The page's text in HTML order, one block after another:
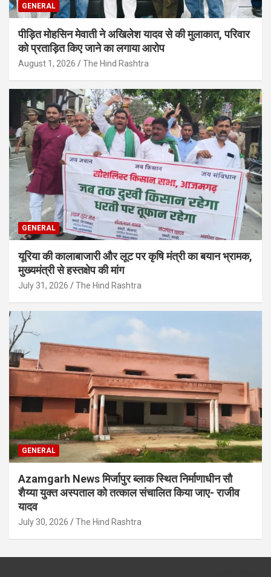
GENERAL
पीड़ित मोहसिन मेवाती ने अखिलेश यादव से की मुलाकात, परिवार
को प्रताड़ित किए जाने का लगाया आरोप
August 1, 2026 The Hind Rashtra
GENERAL
यूरिया की कालाबाजारी और लूट पर कृषि मंत्री का बयान भ्रामक,
मुख्यमंत्री से हस्तक्षेप की मांग
July 31, 2026 The Hind Rashtra
GENERAL
Azamgarh News मिर्जापुर ब्लाक स्थित निर्माणाधीन सौ
शैय्या युक्त अस्पताल को तत्काल संचालित किया जाए- राजीव
यादव
July 30, 2026 The Hind Rashtra